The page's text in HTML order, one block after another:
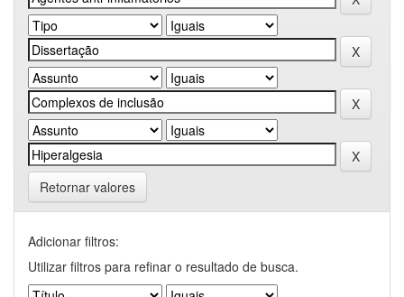
Retornar valores
Adicionar filtros:
Utilizar filtros para refinar o resultado de busca.